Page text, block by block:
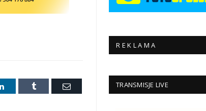
LinkedIn Tumblr
E-
R E K L A M A
TRANSMISJE LIVE